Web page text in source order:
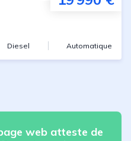
Diesel Automatique
web atteste de